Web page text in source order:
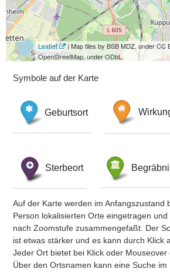
Leaflet
| Map tiles by BSB MDZ, under CC
OpenStreetMap, under ODbL.
Symbole auf der Karte
Geburtsort
Sterbeort
Auf der Karte werden im Anfangszustand
Person lokalisierten Orte eingetragen
nach Zoomstufe zusammengefaßt. Der
ist etwas stärker und es kann durch Klick
Jeder Ort bietet bei Klick oder Mouseover
Über den Ortsnamen kann eine Suche im